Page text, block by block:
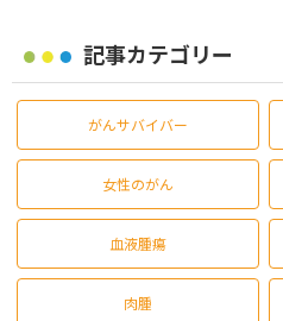
記事カテゴリー
がんサバイバー
女性のがん
血液腫瘍
肉腫